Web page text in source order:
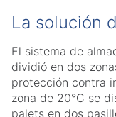
La solución
El sistema de
dividió en dos
protección contra
zona de 20°C se
palets en dos